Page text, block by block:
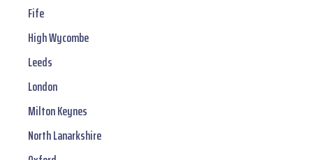
Fife
High Wycombe
Leeds
London
Milton Keynes
North Lanarkshire